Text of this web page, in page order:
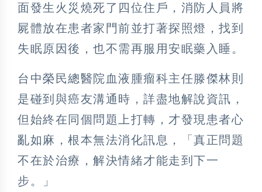
面發生火災燒死了四位住戶，消防人員將
屍體放在患者家門前並打著探照燈，找到
失眠原因後，也不需再服用安眠藥入睡。
台中榮民總醫院血液腫瘤科主任滕傑林則
是碰到與癌友溝通時，詳盡地解說資訊，
但始終在同個問題上打轉，才發現患者心
亂如麻，根本無法消化訊息，「真正問題
不在於治療，解決情緒才能走到下一
步。」